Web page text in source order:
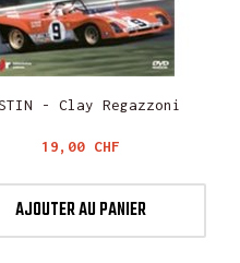
- Clay Regazzoni
Prix
19,00 CHF
AJOUTER AU PANIER